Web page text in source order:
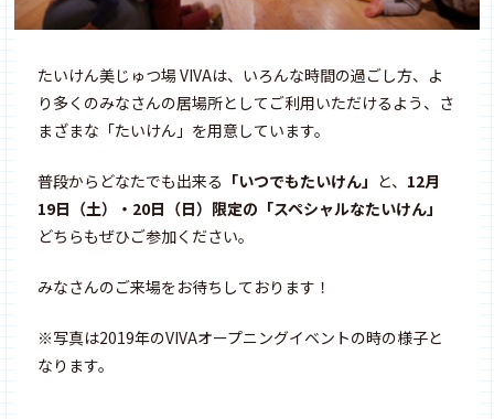
たいけん美じゅつ場 VIVAは、いろんな時間の過ごし方、よ
り多くのみなさんの居場所としてご利用いただけるよう、さ
まざまな「たいけん」を用意しています。
普段からどなたでも出来る 「いつでもたいけん」 と、 12月
19日（土）・20日（日）限定の「スペシャルなたいけん」
どちらもぜひご参加ください。
みなさんのご来場をお待ちしております！
※写真は2019年のVIVAオープニングイベントの時の様子と
なります。